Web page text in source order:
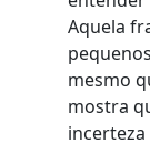
Aquela
mesmo
mostra